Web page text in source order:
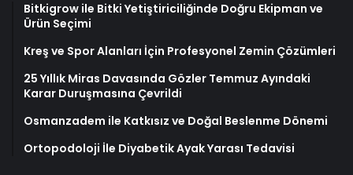
Bitkigrow ile Bitki Yetiştiriciliğinde Doğru Ekipman ve
Ürün Seçimi
Kreş ve Spor Alanları İçin Profesyonel Zemin Çözümleri
25 Yıllık Miras Davasında Gözler Temmuz Ayındaki
Karar Duruşmasına Çevrildi
Osmanzadem ile Katkısız ve Doğal Beslenme Dönemi
Ortopodoloji İle Diyabetik Ayak Yarası Tedavisi